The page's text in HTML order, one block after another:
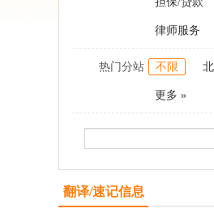
律师服务
热门分站 不限
更多 »
翻译/速记信息